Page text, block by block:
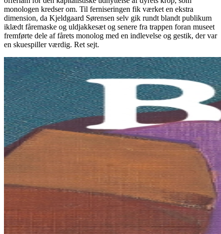
monologen kredser om. Til ferniseringen fik værket en ekstra
dimension, da Kjeldgaard Sørensen selv gik rundt blandt publikum
iklædt fåremaske og uldjakkesæt og senere fra trappen foran museet
fremførte dele af fårets monolog med en indlevelse og gestik, der var
en skuespiller værdig. Ret sejt.